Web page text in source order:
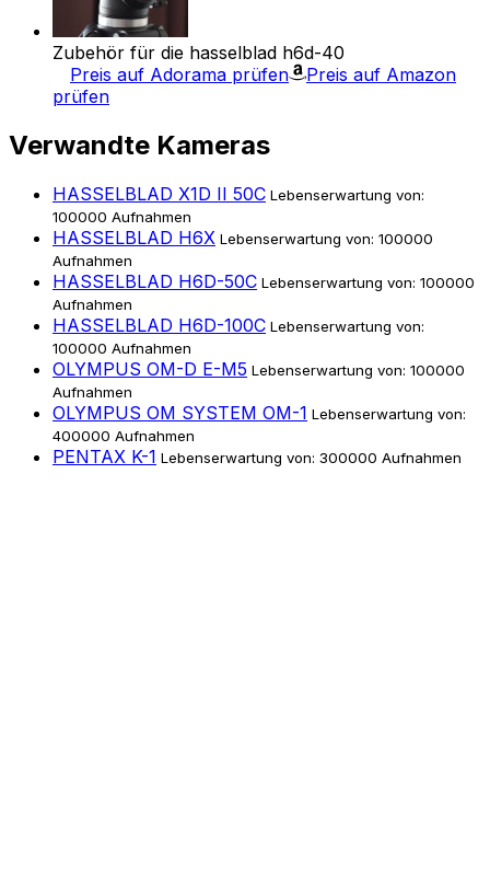
Zubehör für die hasselblad h6d-40
Preis auf Adorama prüfen
Preis auf Amazon
prüfen
Verwandte Kameras
HASSELBLAD X1D II 50C Lebenserwartung von:
100000 Aufnahmen
HASSELBLAD H6X Lebenserwartung von: 100000
Aufnahmen
HASSELBLAD H6D-50C Lebenserwartung von: 100000
Aufnahmen
HASSELBLAD H6D-100C Lebenserwartung von:
100000 Aufnahmen
OLYMPUS OM-D E-M5 Lebenserwartung von: 100000
Aufnahmen
OLYMPUS OM SYSTEM OM-1 Lebenserwartung von:
400000 Aufnahmen
PENTAX K-1 Lebenserwartung von: 300000 Aufnahmen